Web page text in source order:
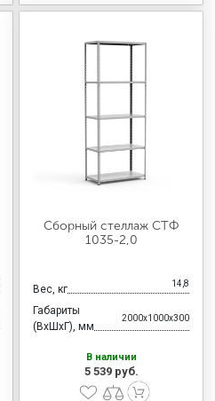
Сборный стеллаж СТФ
1035-2,0
Вес, кг 14,8
Габариты
(ВхШхГ), мм
2000x1000x300
В наличии
5 539 руб.